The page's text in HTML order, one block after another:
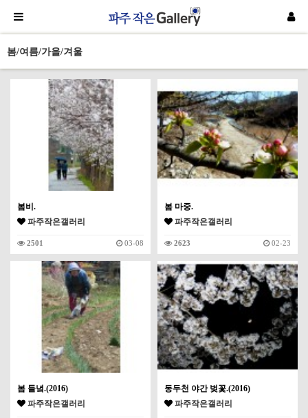
봄/여름/가을/겨울
봄비.
파주작은갤러리
2501 03-08
봄 마중.
파주작은갤러리
2623 02-23
봄 들녘.(2016)
파주작은갤러리
동두천 야간 벚꽃.(2016)
파주작은갤러리